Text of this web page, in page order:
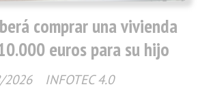
comprar una vivienda
euros para su hijo
INFOTEC 4.0
2026